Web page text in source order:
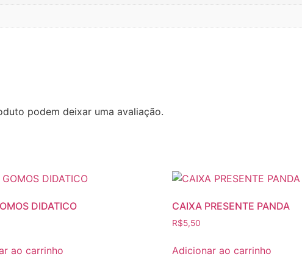
podem deixar uma avaliação.
DIDATICO
ao carrinho
CAIXA PRESENTE PANDA
R$5,50
Adicionar ao carrinho